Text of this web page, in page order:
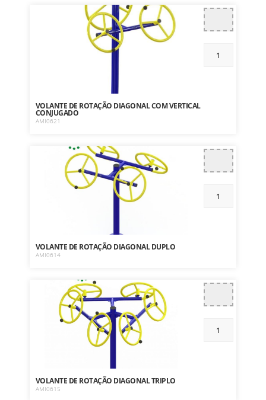
VOLANTE DE ROTAÇÃO DIAGONAL COM VERTICAL
CONJUGADO
AMI0621
VOLANTE DE ROTAÇÃO DIAGONAL DUPLO
AMI0614
VOLANTE DE ROTAÇÃO DIAGONAL TRIPLO
AMI0615